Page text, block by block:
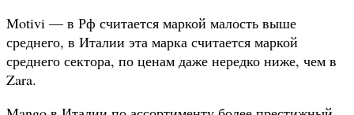
Motivi — в Рф считается маркой малость выше
среднего, в Италии эта марка считается маркой
среднего сектора, по ценам даже нередко ниже, чем в
Zara.